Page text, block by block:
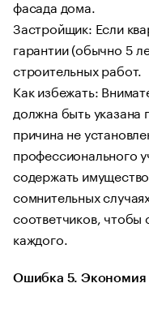
фасада дома.
Застройщик: Если
гарантии (обычно 5
строительных работ.
Как избежать:
должна быть
причина не
профессионального
содержать
сомнительных
соответчиков, чтобы
каждого.
Ошибка 5. Экономия